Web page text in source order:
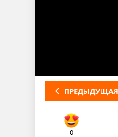
ПРЕДЫДУЩАЯ
0